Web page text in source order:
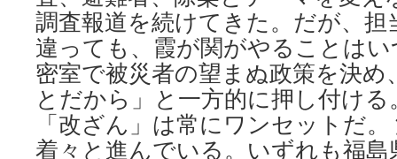
調査報道を続けてきた。だが、
違っても、霞が関がやることは
密室で被災者の望まぬ政策を決
とだから」と一方的に押し付け
「改ざん」は常にワンセットだ
着々と進んでいる。いずれも福